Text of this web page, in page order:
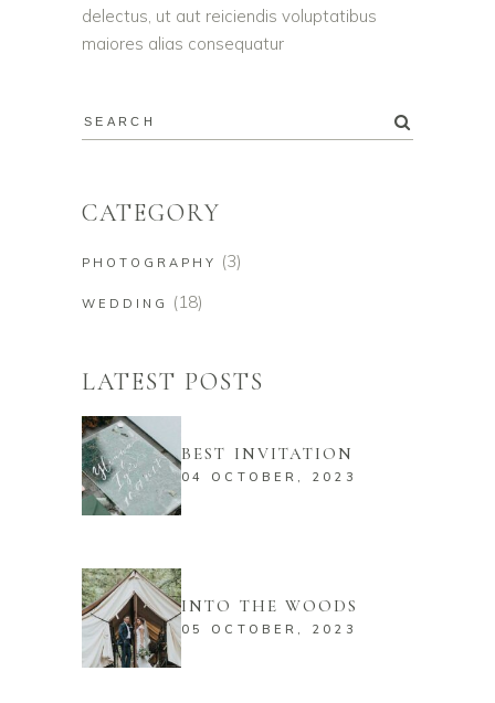
delectus, ut aut reiciendis voluptatibus
maiores alias consequatur
CATEGORY
PHOTOGRAPHY (3)
WEDDING (18)
LATEST POSTS
BEST INVITATION
04 OCTOBER, 2023
INTO THE WOODS
05 OCTOBER, 2023